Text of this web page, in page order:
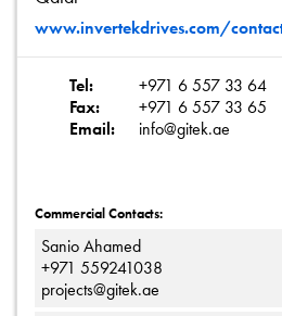
www.invertekdrives.com/
Tel:
+971 6 557 33 64
Fax:
+971 6 557 33 65
Email:
info@gitek.ae
Commercial Contacts:
Sanio Ahamed
+971 559241038
projects@gitek.ae